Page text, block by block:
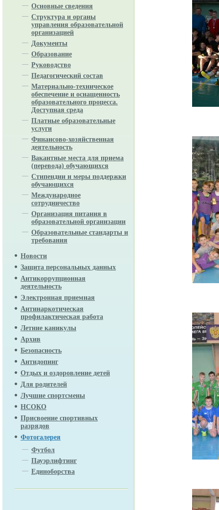
Основные сведения
Структура и органы
управления образовательной
организацией
Документы
Образование
Руководство
Педагогический состав
Материально-техническое
обеспечение и оснащенность
образовательного процесса.
Доступная среда
Платные образовательные
услуги
Финансово-хозяйственная
деятельность
Вакантные места для приема
(перевода) обучающихся
Стипендии и меры поддержки
обучающихся
Международное
сотрудничество
Организация питания в
образовательной организации
Образовательные стандарты и
требования
Новости
Защита персональных данных
Антикоррупционная
деятельность
Электронная приемная
Антинаркотическая
профилактическая работа
Летние каникулы
Архив
Безопасность
Антидопинг
Отдых и оздоровление детей
Для родителей
Лучшие спортсмены
НСОКО
Присвоение спортивных
разрядов
Фотогалерея
Футбол
Пауэрлифтинг
Единоборства